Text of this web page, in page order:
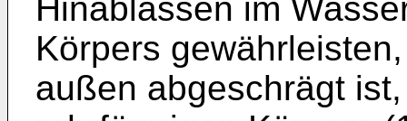
Hinablassen im
Körpers
außen abgeschrägt